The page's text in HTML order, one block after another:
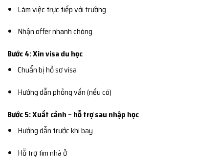
Làm việc trực tiếp với trường
Nhận offer nhanh chóng
Bước 4: Xin visa du học
Chuẩn bị hồ sơ visa
Hướng dẫn phỏng vấn (nếu có)
Bước 5: Xuất cảnh – hỗ trợ sau nhập học
Hướng dẫn trước khi bay
Hỗ trợ tìm nhà ở